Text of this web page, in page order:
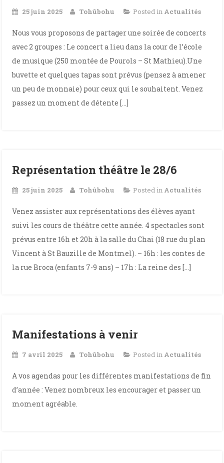
25 juin 2025 Tohûbohu Posted in Actualités
Nous vous proposons de partager une soirée de concerts
avec 2 groupes : Le concert a lieu dans la cour de l’école
de musique (250 montée de Pourols – St Mathieu).Une
buvette et quelques tapas sont prévus (pensez à amener
un peu de monnaie) pour ceux qui le souhaitent. Venez
passez un moment de détente […]
Représentation théâtre le 28/6
25 juin 2025 Tohûbohu Posted in Actualités
Venez assister aux représentations des élèves ayant
suivi les cours de théâtre cette année. 4 spectacles sont
prévus entre 16h et 20h à la salle du Chai (18 rue du plan
Vincent à St Bauzille de Montmel). – 16h : les contes de
la rue Broca (enfants 7-9 ans) – 17h : La reine des […]
Manifestations à venir
7 avril 2025 Tohûbohu Posted in Actualités
A vos agendas pour les différentes manifestations de fin
d’année : Venez nombreux les encourager et passer un
moment agréable.